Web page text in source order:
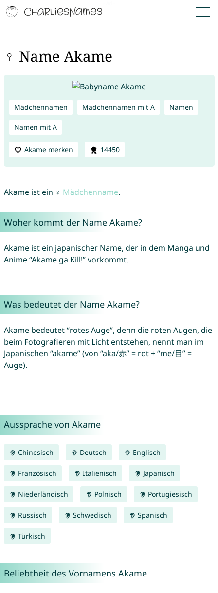
♀ Name Akame
Mädchennamen Mädchennamen mit A Namen
Namen mit A
Akame merken 14450
Akame ist ein ♀ Mädchenname.
Woher kommt der Name Akame?
Akame ist ein japanischer Name, der in dem Manga und
Anime “Akame ga Kill!” vorkommt.
Was bedeutet der Name Akame?
Akame bedeutet “rotes Auge”, denn die roten Augen, die
beim Fotografieren mit Licht entstehen, nennt man im
Japanischen “akame” (von “aka/赤” = rot + “me/目” =
Auge).
Aussprache von Akame
Chinesisch Deutsch Englisch
Französisch Italienisch Japanisch
Niederländisch Polnisch Portugiesisch
Russisch Schwedisch Spanisch
Türkisch
Beliebtheit des Vornamens Akame